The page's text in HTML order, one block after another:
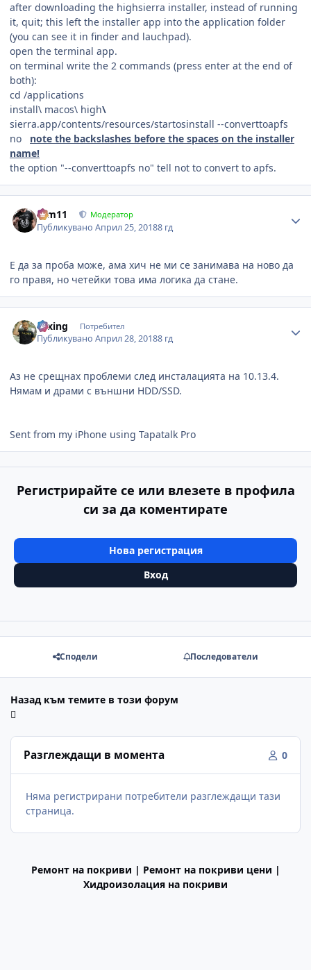
after downloading the highsierra installer, instead of running
it, quit; this left the installer app into the application folder
(you can see it in finder and lauchpad).
open the terminal app.
on terminal write the 2 commands (press enter at the end of
both):
cd /applications
install\ macos\ high\
sierra.app/contents/resources/startosinstall --converttoapfs
no note the backslashes before the spaces on the installer
name!
the option "--converttoapfs no" tell not to convert to apfs.
arm11 Модератор
ПубликуваноАприл 25, 20188 гд
Е да за проба може, ама хич не ми се занимава на ново да
го правя, но четейки това има логика да стане.
Nixing Потребител
ПубликуваноАприл 28, 20188 гд
Аз не срещнах проблеми след инсталацията на 10.13.4.
Нямам и драми с външни HDD/SSD.
Sent from my iPhone using Tapatalk Pro
Регистрирайте се или влезете в профила
си за да коментирате
Нова регистрация
Вход
Сподели Последователи
Назад към темите в този форум
Разглеждащи в момента 0
Няма регистрирани потребители разглеждащи тази
страница.
Ремонт на покриви | Ремонт на покриви цени |
Хидроизолация на покриви